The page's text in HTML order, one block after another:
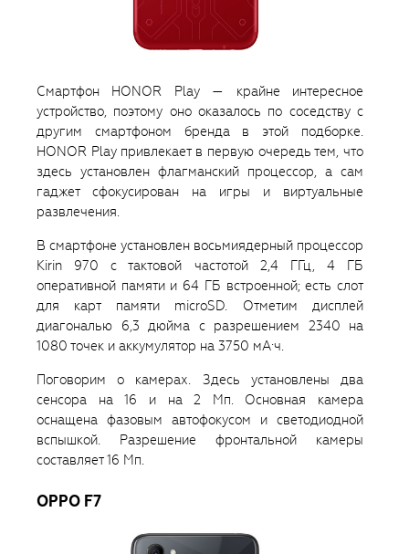
Смартфон HONOR Play — крайне интересное
устройство, поэтому оно оказалось по соседству с
другим смартфоном бренда в этой подборке.
HONOR Play привлекает в первую очередь тем, что
здесь установлен флагманский процессор, а сам
гаджет сфокусирован на игры и виртуальные
развлечения.
В смартфоне установлен восьмиядерный процессор
Kirin 970 с тактовой частотой 2,4 ГГц, 4 ГБ
оперативной памяти и 64 ГБ встроенной; есть слот
для карт памяти microSD. Отметим дисплей
диагональю 6,3 дюйма с разрешением 2340 на
1080 точек и аккумулятор на 3750 мА·ч.
Поговорим о камерах. Здесь установлены два
сенсора на 16 и на 2 Мп. Основная камера
оснащена фазовым автофокусом и светодиодной
вспышкой. Разрешение фронтальной камеры
составляет 16 Мп.
OPPO F7